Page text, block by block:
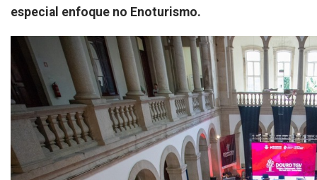
especial enfoque no Enoturismo.